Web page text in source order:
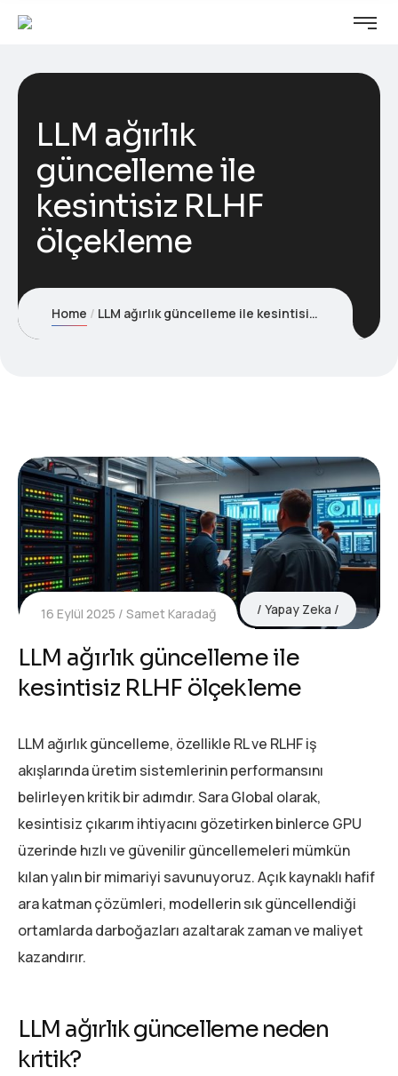
LLM ağırlık
güncelleme ile
kesintisiz RLHF
ölçekleme
Home LLM ağırlık güncelleme ile kesintisiz RLHF ölçekleme
16 Eylül 2025 Samet Karadağ Yapay Zeka
LLM ağırlık güncelleme ile
kesintisiz RLHF ölçekleme
LLM ağırlık güncelleme, özellikle RL ve RLHF iş
akışlarında üretim sistemlerinin performansını
belirleyen kritik bir adımdır. Sara Global olarak,
kesintisiz çıkarım ihtiyacını gözetirken binlerce GPU
üzerinde hızlı ve güvenilir güncellemeleri mümkün
kılan yalın bir mimariyi savunuyoruz. Açık kaynaklı hafif
ara katman çözümleri, modellerin sık güncellendiği
ortamlarda darboğazları azaltarak zaman ve maliyet
kazandırır.
LLM ağırlık güncelleme neden
kritik?